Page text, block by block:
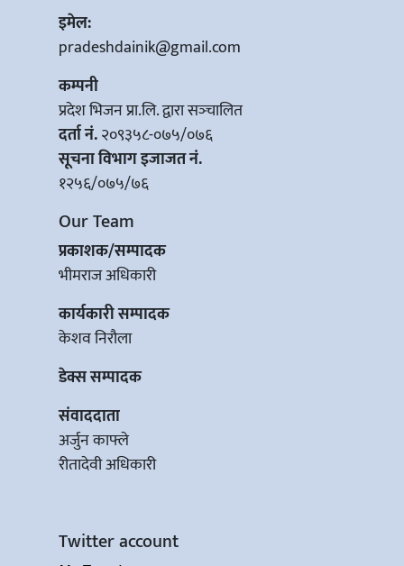
इमेल:
pradeshdainik@gmail.com
कम्पनी
प्रदेश भिजन प्रा.लि. द्वारा सञ्‍चालित
दर्ता नं.२०९३५८-०७५/०७६
सूचना विभाग इजाजत नं.
१२५६/०७५/७६
Our Team
प्रकाशक/सम्पादक
भीमराज अधिकारी
कार्यकारी सम्पादक
केशव निरौला
डेक्स सम्पादक
संवाददाता
अर्जुन काफ्ले
रीतादेवी अधिकारी
Twitter account